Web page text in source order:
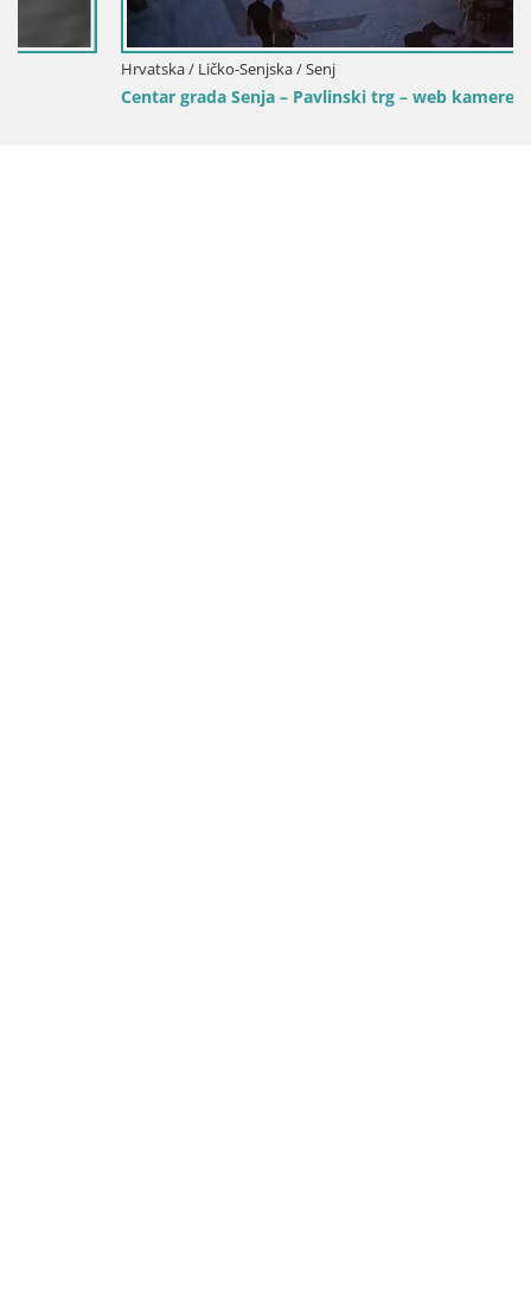
Hrvatska / Ličko-Senjska / Senj
Centar grada Senja – Pavlinski trg – web kamere Dalmacija